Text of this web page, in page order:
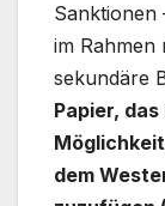
Sanktionen
im
sekundäre
Papier,
dem